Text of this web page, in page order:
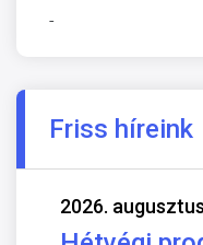
-
Friss híreink
2026.